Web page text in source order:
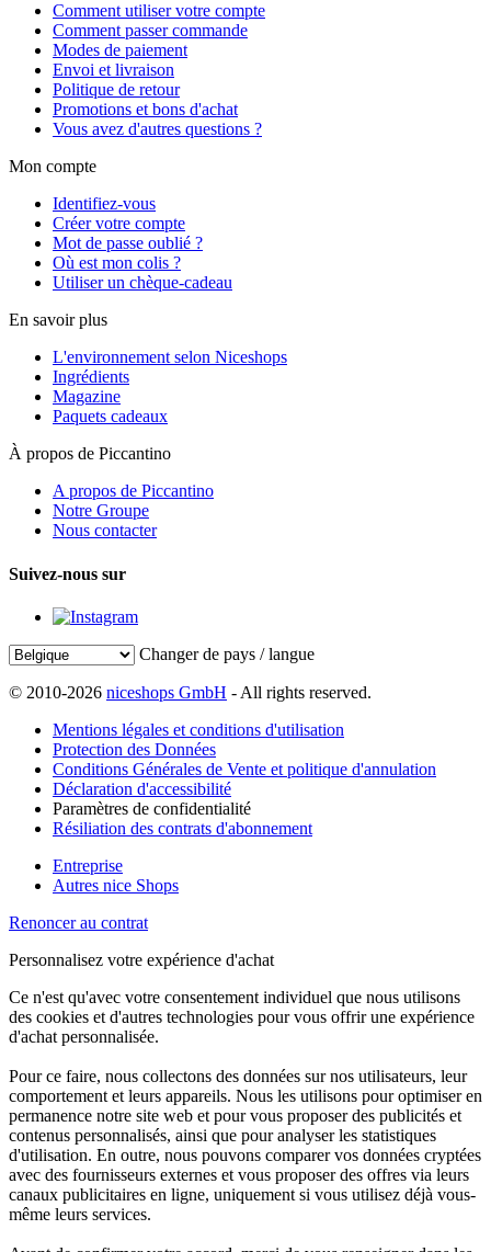
Comment utiliser votre compte
Comment passer commande
Modes de paiement
Envoi et livraison
Politique de retour
Promotions et bons d'achat
Vous avez d'autres questions ?
Mon compte
Identifiez-vous
Créer votre compte
Mot de passe oublié ?
Où est mon colis ?
Utiliser un chèque-cadeau
En savoir plus
L'environnement selon Niceshops
Ingrédients
Magazine
Paquets cadeaux
À propos de Piccantino
A propos de Piccantino
Notre Groupe
Nous contacter
Suivez-nous sur
Changer de pays / langue
© 2010-2026 niceshops GmbH - All rights reserved.
Mentions légales et conditions d'utilisation
Protection des Données
Conditions Générales de Vente et politique d'annulation
Déclaration d'accessibilité
Paramètres de confidentialité
Résiliation des contrats d'abonnement
Entreprise
Autres nice Shops
Renoncer au contrat
Personnalisez votre expérience d'achat
Ce n'est qu'avec votre consentement individuel que nous utilisons
des cookies et d'autres technologies pour vous offrir une expérience
d'achat personnalisée.
Pour ce faire, nous collectons des données sur nos utilisateurs, leur
comportement et leurs appareils. Nous les utilisons pour optimiser en
permanence notre site web et pour vous proposer des publicités et
contenus personnalisés, ainsi que pour analyser les statistiques
d'utilisation. En outre, nous pouvons comparer vos données cryptées
avec des fournisseurs externes et vous proposer des offres via leurs
canaux publicitaires en ligne, uniquement si vous utilisez déjà vous-
même leurs services.